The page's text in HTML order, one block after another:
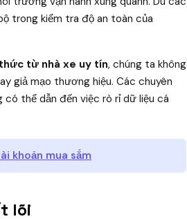
trong kiểm tra độ an toàn của
từ nhà xe uy tín, chúng ta không
giả mạo thương hiệu. Các chuyên
thể dẫn đến việc rò rỉ dữ liệu cá
khoản mua sắm
lõi